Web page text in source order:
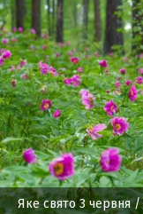
Яке свято 3 червня/